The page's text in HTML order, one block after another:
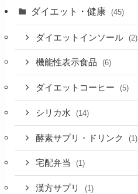
ダイエット・健康 (45)
ダイエットインソール (2)
機能性表示食品 (6)
ダイエットコーヒー (5)
シリカ水 (14)
酵素サプリ・ドリンク (1)
宅配弁当 (1)
漢方サプリ (1)